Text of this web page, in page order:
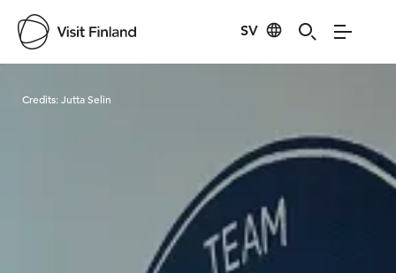
SV
Credits:Jutta Selin